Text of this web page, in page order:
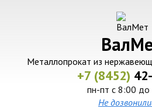
Металлопрокат из
+7 (8452)
пн-пт с 8:00
Не